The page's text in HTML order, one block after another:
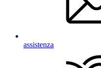
assistenza